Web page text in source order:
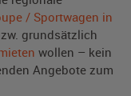
/ Sportwagen in
grundsätzlich
wollen – kein
Angebote zum